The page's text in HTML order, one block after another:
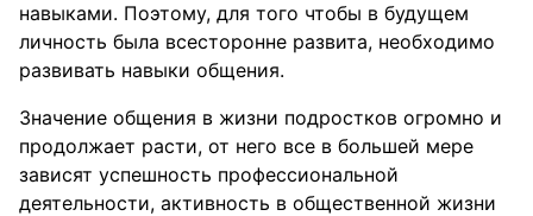
навыками. Поэтому, для того чтобы в будущем
личность была всесторонне развита, необходимо
развивать навыки общения.
Значение общения в жизни подростков огромно и
продолжает расти, от него все в большей мере
зависят успешность профессиональной
деятельности, активность в общественной жизни